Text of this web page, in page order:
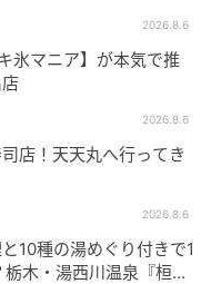
めば、そのままオン
いう便利さです。
、インテリアの専門
とができるのもうれ
されており、個性豊
なっちゃいました♪
2026.8.6
氷マニア】が本気で推
2026.8.6
店！天天丸へ行ってき
2026.8.6
10種の湯めぐり付きで1
木・湯西川温泉『桓武